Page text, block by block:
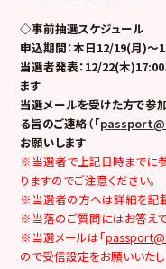
◇事前抽選スケジュール
申込期間：本日12/19(月)～
当選者発表：12/22(木
ます
当選メールを受けた方で参
る旨のご連絡（「
お願いします
※当選者で上記日時までに
りますのでご注意ください。
※当選者の方へは詳細を記載
※当落のご質問にはお答えで
※当選メールは「
ので受信設定をお願いいたし